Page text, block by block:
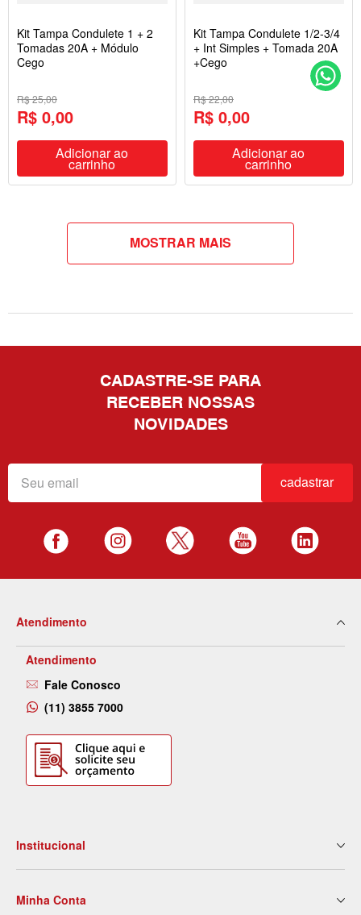
Kit Tampa Condulete 1 + 2
Tomadas 20A + Módulo
Cego
R$ 25,00
R$ 0,00
Adicionar ao
carrinho
Kit Tampa Condulete 1/2-3/4
+ Int Simples + Tomada 20A
+Cego
R$ 22,00
R$ 0,00
Adicionar ao
carrinho
MOSTRAR MAIS
CADASTRE-SE PARA
RECEBER NOSSAS
NOVIDADES
cadastrar
Atendimento
Atendimento
Fale Conosco
(11) 3855 7000
Institucional
Nossas Lojas
Minha Conta